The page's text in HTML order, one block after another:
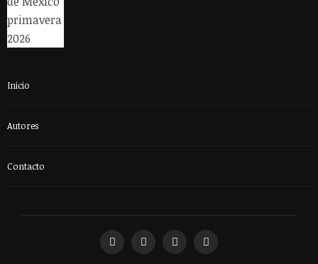
Inicio
Autores
Contacto